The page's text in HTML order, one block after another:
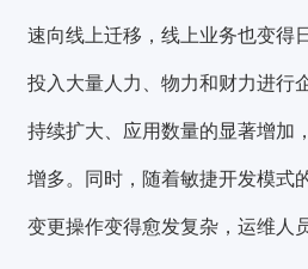
速向线上迁移，线上业务也变得
投入大量人力、物力和财力进行
持续扩大、应用数量的显著增加
增多。同时，随着敏捷开发模式
变更操作变得愈发复杂，运维人